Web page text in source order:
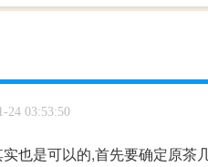
24 03:53:50
也是可以的,首先要确定原